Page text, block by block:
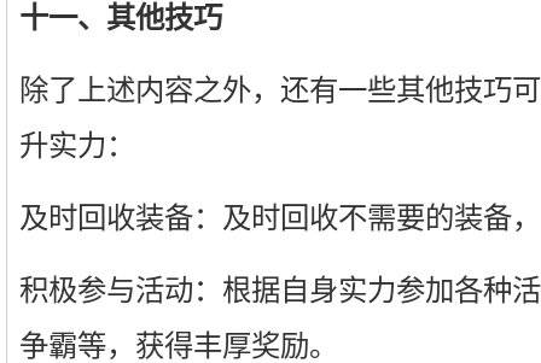
十一、其他技巧
除了上述内容之外，还有一些其他技巧
升实力：
及时回收装备：及时回收不需要的装备
积极参与活动：根据自身实力参加各种
争霸等，获得丰厚奖励。